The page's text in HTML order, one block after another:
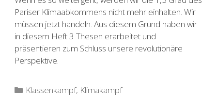
Pariser Klimaabkommens nicht mehr einhalten. Wir
müssen jetzt handeln. Aus diesem Grund haben wir
in diesem Heft 3 Thesen erarbeitet und
präsentieren zum Schluss unsere revolutionäre
Perspektive.
Kategorien
Klassenkampf, Klimakampf